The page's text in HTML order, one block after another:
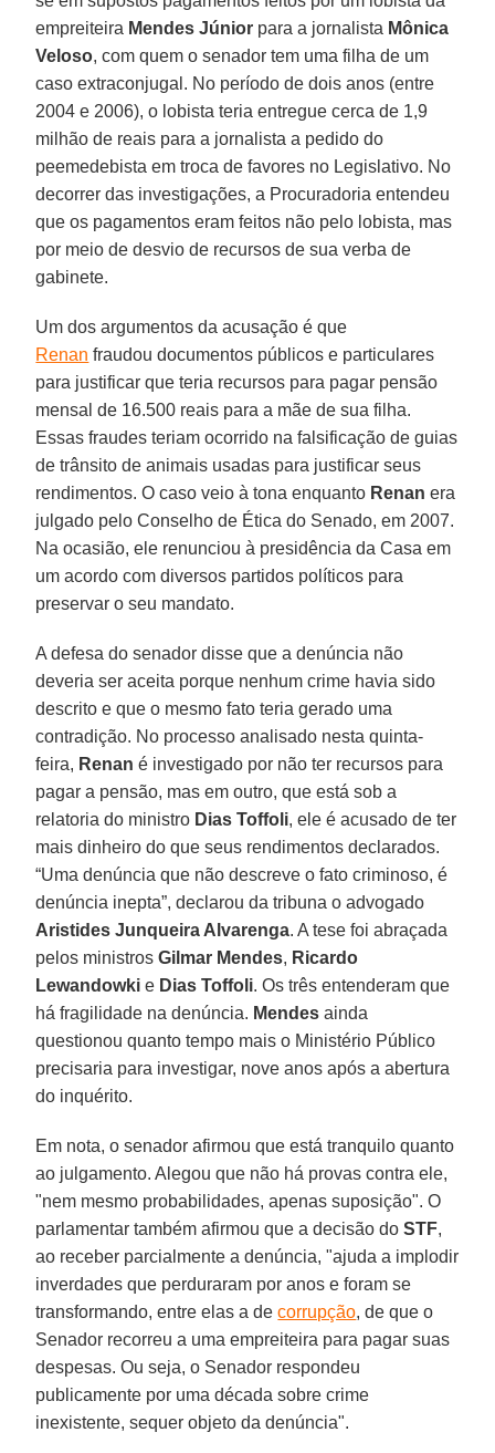
empreiteira Mendes Júnior para a jornalista Mônica
Veloso, com quem o senador tem uma filha de um
caso extraconjugal. No período de dois anos (entre
2004 e 2006), o lobista teria entregue cerca de 1,9
milhão de reais para a jornalista a pedido do
peemedebista em troca de favores no Legislativo. No
decorrer das investigações, a Procuradoria entendeu
que os pagamentos eram feitos não pelo lobista, mas
por meio de desvio de recursos de sua verba de
gabinete.
Um dos argumentos da acusação é que
Renan fraudou documentos públicos e particulares
para justificar que teria recursos para pagar pensão
mensal de 16.500 reais para a mãe de sua filha.
Essas fraudes teriam ocorrido na falsificação de guias
de trânsito de animais usadas para justificar seus
rendimentos. O caso veio à tona enquanto Renan era
julgado pelo Conselho de Ética do Senado, em 2007.
Na ocasião, ele renunciou à presidência da Casa em
um acordo com diversos partidos políticos para
preservar o seu mandato.
A defesa do senador disse que a denúncia não
deveria ser aceita porque nenhum crime havia sido
descrito e que o mesmo fato teria gerado uma
contradição. No processo analisado nesta quinta-
feira, Renan é investigado por não ter recursos para
pagar a pensão, mas em outro, que está sob a
relatoria do ministro Dias Toffoli, ele é acusado de ter
mais dinheiro do que seus rendimentos declarados.
“Uma denúncia que não descreve o fato criminoso, é
denúncia inepta”, declarou da tribuna o advogado
Aristides Junqueira Alvarenga. A tese foi abraçada
pelos ministrosGilmar Mendes, Ricardo
Lewandowki e Dias Toffoli. Os três entenderam que
há fragilidade na denúncia. Mendes ainda
questionou quanto tempo mais o Ministério Público
precisaria para investigar, nove anos após a abertura
do inquérito.
Em nota, o senador afirmou que está tranquilo quanto
ao julgamento. Alegou que não há provas contra ele,
"nem mesmo probabilidades, apenas suposição". O
parlamentar também afirmou que a decisão doSTF,
ao receber parcialmente a denúncia, "ajuda a implodir
inverdades que perduraram por anos e foram se
transformando, entre elas a decorrupção, de que o
Senador recorreu a uma empreiteira para pagar suas
despesas. Ou seja, o Senador respondeu
publicamente por uma década sobre crime
inexistente, sequer objeto da denúncia".